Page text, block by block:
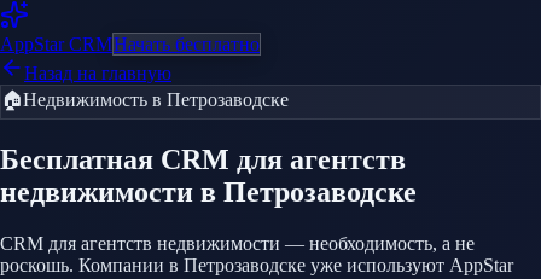
AppStarCRMНачать бесплатно
Назад на главную
🏠Недвижимость в Петрозаводске
Бесплатная CRM для агентств
недвижимости в Петрозаводске
CRM для агентств недвижимости — необходимость, а не
роскошь. Компании в Петрозаводске уже используют AppStar